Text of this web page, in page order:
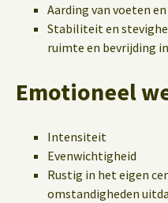
Aarding van voeten
Stabiliteit en
ruimte en bevrijding
Emotioneel
Intensiteit
Evenwichtigheid
Rustig in het eigen
omstandigheden